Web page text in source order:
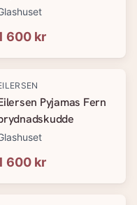
600 kr
Pyjamas Fern
600 kr